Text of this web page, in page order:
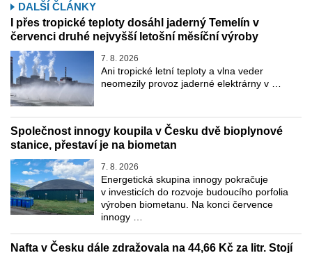
DALŠÍ ČLÁNKY
I přes tropické teploty dosáhl jaderný Temelín v
červenci druhé nejvyšší letošní měsíční výroby
7. 8. 2026
Ani tropické letní teploty a vlna veder
neomezily provoz jaderné elektrárny v …
Společnost innogy koupila v Česku dvě bioplynové
stanice, přestaví je na biometan
7. 8. 2026
Energetická skupina innogy pokračuje
v investicích do rozvoje budoucího porfolia
výroben biometanu. Na konci července
innogy …
Nafta v Česku dále zdražovala na 44,66 Kč za litr. Stojí